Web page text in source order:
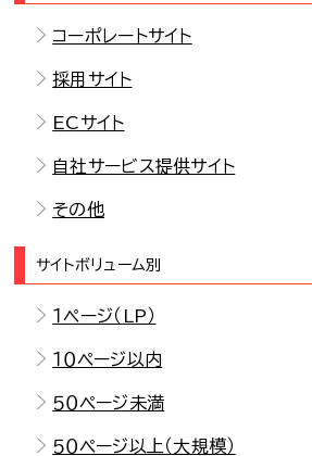
コーポレートサイト
採用サイト
ECサイト
自社サービス提供サイト
その他
サイトボリューム別
１ページ（LP）
１０ページ以内
５０ページ未満
５０ページ以上（大規模）